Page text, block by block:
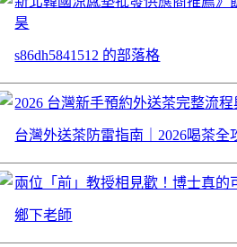
昊
s86dh5841512 的部落格
2026 台灣新手預約外送茶完整流
台灣外送茶防雷指南｜2026喝茶全
兩位「前」教授相見歡！博士真的
鄉下老師